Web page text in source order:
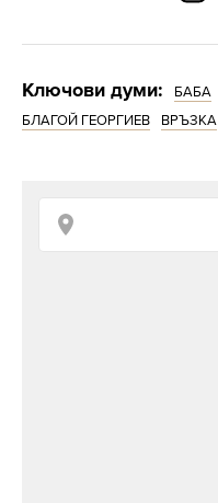
Ключови думи: БАБА
БЛАГОЙ ГЕОРГИЕВ
ВРЪЗКА